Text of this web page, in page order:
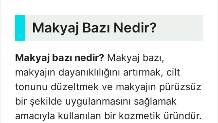
Makyaj Bazı Nedir?
Makyaj bazı nedir? Makyaj bazı,
makyajın dayanıklılığını artırmak, cilt
tonunu düzeltmek ve makyajın pürüzsüz
bir şekilde uygulanmasını sağlamak
amacıyla kullanılan bir kozmetik üründür.